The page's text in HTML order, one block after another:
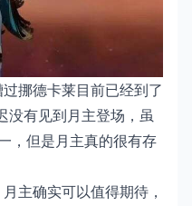
挪德卡莱目前已经到了
没有见到月主登场，虽
，但是月主真的很有存
主确实可以值得期待，